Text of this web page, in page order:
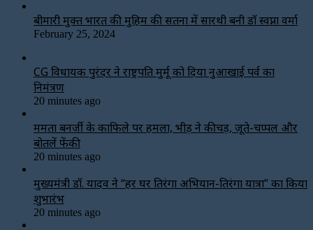
बीमारी मुक्त भारत की मुहिम की सतना में सारथी बनी डाॅ स्वप्ना वर्मा
February 25, 2024
CG विधायक पुरंदर ने राष्ट्रपति मुर्मू को दिया नुआखाई पर्व का
निमंत्रण
20 minutes ago
ममता बनर्जी के काफिले पर हमला, भीड़ ने कीचड़, जूते-चप्पल और
बोतलें फेंकी
20 minutes ago
मुख्यमंत्री डॉ. यादव ने “हर घर तिरंगा अभियान-तिरंगा यात्रा” का किया
शुभारंभ
20 minutes ago